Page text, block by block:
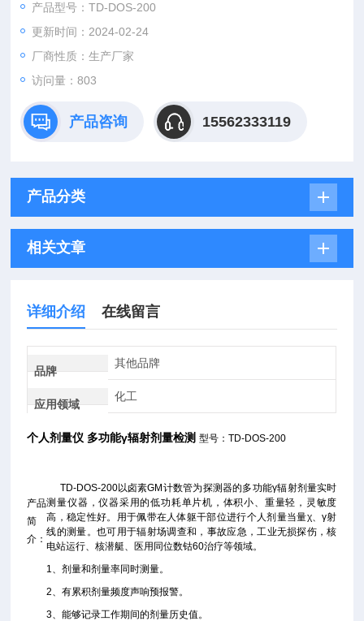
产品型号：TD-DOS-200
更新时间：2024-02-24
厂商性质：生产厂家
访问量：803
产品咨询 15562333119
产品分类
相关文章
详细介绍 在线留言
品牌
其他品牌
应用领域
化工
个人剂量仪 多功能γ辐射剂量检测型号：TD-DOS-200
产品
简
介：
TD-DOS-200以卤素GM计数管为探测器的多功能γ辐射剂量实时
测量仪器，仪器采用的低功耗单片机，体积小、重量轻，灵敏度
高，稳定性好。用于佩带在人体躯干部位进行个人剂量当量χ、γ射
线的测量。也可用于辐射场调查和，事故应急，工业无损探伤，核
电站运行、核潜艇、医用同位数钴60治疗等领域。
1、剂量和剂量率同时测量。
2、有累积剂量频度声响预报警。
3、能够记录工作期间的剂量历史值。